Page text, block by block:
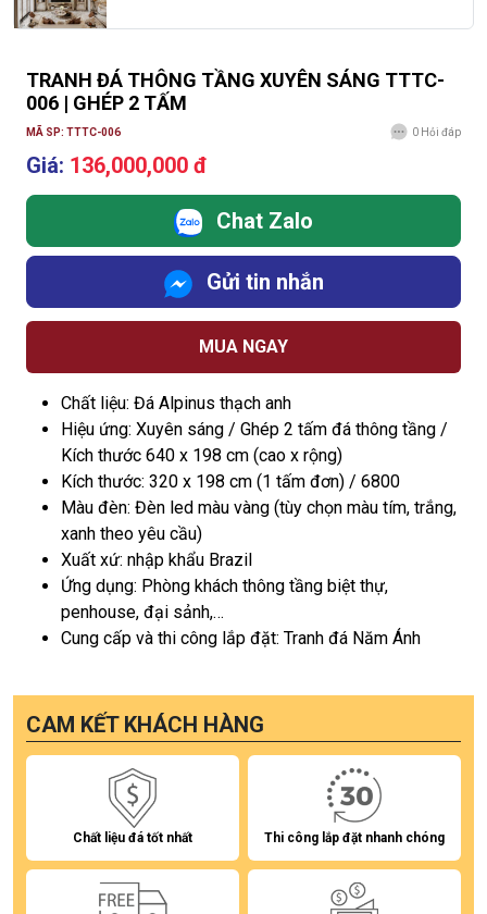
TRANH ĐÁ THÔNG TẦNG XUYÊN SÁNG TTTC-
006 | GHÉP 2 TẤM
MÃ SP: TTTC-006 0 Hỏi đáp
Giá: 136,000,000 đ
Chat Zalo
Gửi tin nhắn
MUA NGAY
Chất liệu: Đá Alpinus thạch anh
Hiệu ứng: Xuyên sáng / Ghép 2 tấm đá thông tầng /
Kích thước 640 x 198 cm (cao x rộng)
Kích thước: 320 x 198 cm (1 tấm đơn) / 6800
Màu đèn: Đèn led màu vàng (tùy chọn màu tím, trắng,
xanh theo yêu cầu)
Xuất xứ: nhập khẩu Brazil
Ứng dụng: Phòng khách thông tầng biệt thự,
penhouse, đại sảnh,…
Cung cấp và thi công lắp đặt: Tranh đá Năm Ánh
CAM KẾT KHÁCH HÀNG
Chất liệu đá tốt nhất Thi công lắp đặt nhanh chóng